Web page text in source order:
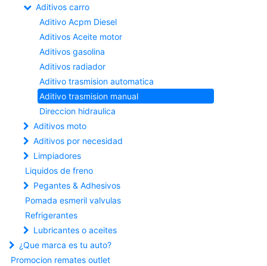
Aditivos carro
Aditivo Acpm Diesel
Aditivos Aceite motor
Aditivos gasolina
Aditivos radiador
Aditivo trasmision automatica
Aditivo trasmision manual
Direccion hidraulica
Aditivos moto
Aditivos por necesidad
Limpiadores
Liquidos de freno
Pegantes & Adhesivos
Pomada esmeril valvulas
Refrigerantes
Lubricantes o aceites
¿Que marca es tu auto?
Promocion remates outlet